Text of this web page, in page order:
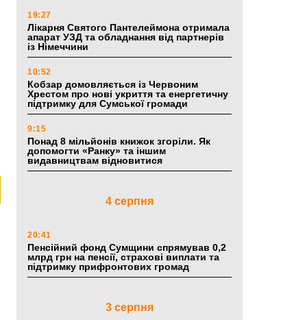
19:27
Лікарня Святого Пантелеймона отримала
апарат УЗД та обладнання від партнерів
із Німеччини
10:52
Кобзар домовляється із Червоним
Хрестом про нові укриття та енергетичну
підтримку для Сумської громади
9:15
Понад 8 мільйонів книжок згоріли. Як
допомогти «Ранку» та іншим
видавництвам відновитися
4 серпня
20:41
Пенсійний фонд Сумщини спрямував 0,2
млрд грн на пенсії, страхові виплати та
підтримку прифронтових громад
3 серпня